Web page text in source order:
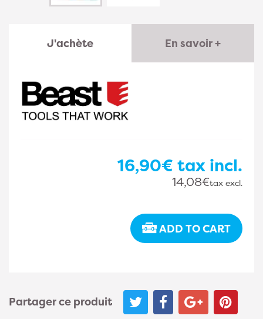
J'achète En savoir +
16,90€ tax incl.
14,08€tax excl.
ADD TO CART
Partager ce produit